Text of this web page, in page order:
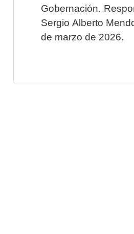
Gobernación.
Sergio Alberto
de marzo de 2026.